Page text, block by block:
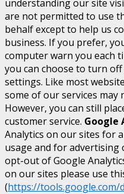
understanding our site
are not permitted to use
behalf except to help us
business. If you prefer,
computer warn you each
you can choose to turn
settings. Like most
some of our services
However, you can still
customer service. Google
Analytics on our sites for
usage and for advertising
opt-out of Google
on our sites please use
(https://